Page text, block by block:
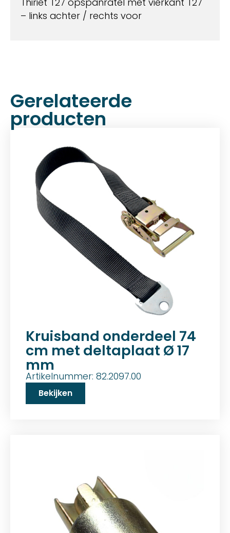
– links achter / rechts voor
Gerelateerde
producten
Kruisband onderdeel 74
cm met deltaplaat Ø 17
mm
Artikelnummer: 82.2097.00
Bekijken